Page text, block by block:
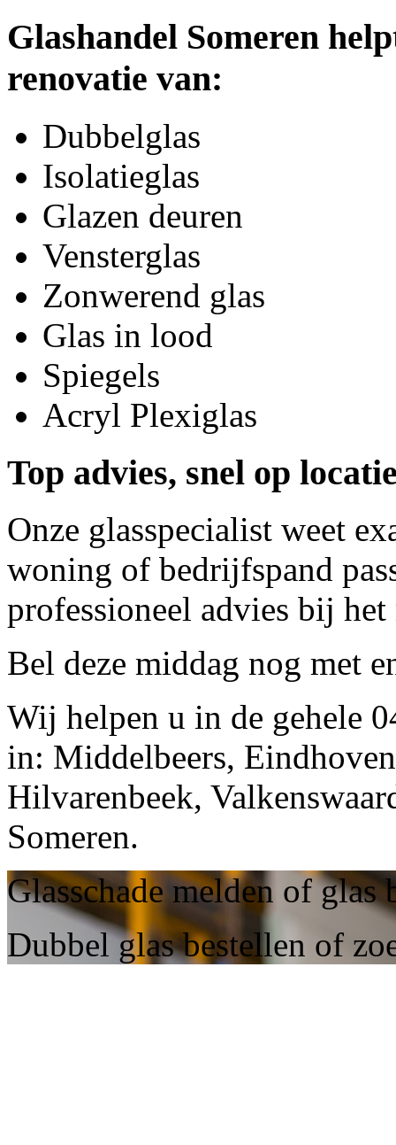
Glashandel Someren
renovatie van:
Dubbelglas
Isolatieglas
Glazen deuren
Vensterglas
Zonwerend glas
Glas in lood
Spiegels
Acryl Plexiglas
Top advies, snel op
Onze glasspecialist weet
woning of bedrijfspand
professioneel advies bij
Bel deze middag nog met
Wij helpen u in de gehele
in: Middelbeers,
Hilvarenbeek,
Someren.
Glasschade melden of glas
Dubbel glas bestellen of